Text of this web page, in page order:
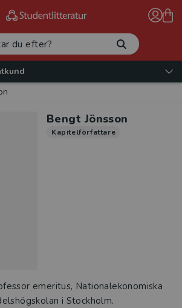
Bengt Jönsson
Kapitelförfattare
emeritus, Nationalekonomiska
i Stockholm.